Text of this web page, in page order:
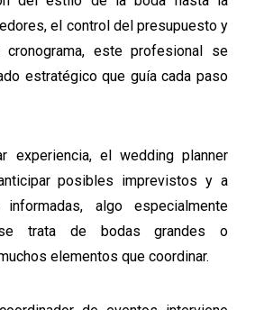
el control del presupuesto y
este profesional se
estratégico que guía cada paso
experiencia, el wedding planner
posibles imprevistos y a
algo especialmente
trata de bodas grandes o
elementos que coordinar.